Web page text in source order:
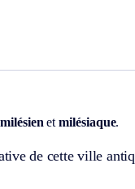
milésien etmilésiaque.
de cette ville